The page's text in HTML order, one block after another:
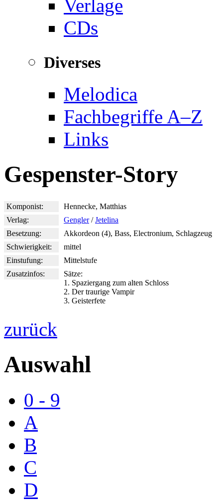
Verlage
CDs
Diverses
Melodica
Fachbegriffe A–Z
Links
Gespenster-Story
Komponist:
Hennecke, Matthias
Verlag:
Gengler/Jetelina
Besetzung:
Akkordeon (4), Bass, Electronium, Schlagzeug
Schwierigkeit:
mittel
Einstufung:
Mittelstufe
Zusatzinfos:
Sätze:
1. Spaziergang zum alten Schloss
2. Der traurige Vampir
3. Geisterfete
zurück
Auswahl
0 - 9
A
B
C
D